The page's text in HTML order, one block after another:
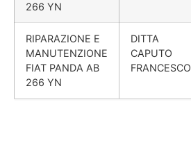
266 YN
RIPARAZIONE E
MANUTENZIONE
FIAT PANDA AB
266 YN
DITTA
CAPUTO
FRANCESCO